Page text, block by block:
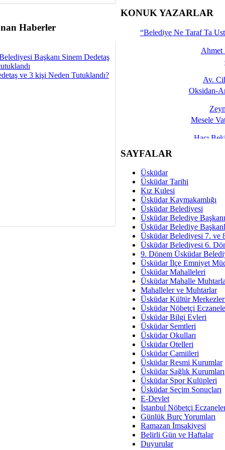
Haberler
Başkanı Sinem Dedetaş
ve 3 kişi Neden Tutuklandı?
İşte
KONUK YAZARLAR
“Belediye Ne Taraf Ta
Ahmet
Av.
Oksidan-
Mesele
Hacı
Dünya Fani, Ama
Hukukun
Av.
İmar Sorunlarının Genel
Arakan
Bayramın
Ruhsal
Üsküdar
SAYFALAR
Üsküdar
Üsküdar Tarihi
Kız Kulesi
Üsküdar Kaymakamlığı
Üsküdar Belediyesi
Üsküdar Belediye Başkanı
Üsküdar Belediye
Üsküdar Belediyesi 7. ve
Üsküdar Belediyesi 6.
9. Dönem Üsküdar
Üsküdar İlçe Emniyet
Üsküdar Mahalleleri
Üsküdar Mahalle
Mahalleler ve Muhtarlar
Üsküdar Kültür
Üsküdar Nöbetçi
Üsküdar Bilgi Evleri
Üsküdar Semtleri
Üsküdar Okulları
Üsküdar Otelleri
Üsküdar Camiileri
Üsküdar Resmi Kurumlar
Üsküdar Sağlık Kurumları
Üsküdar Spor Kulüpleri
Üsküdar Seçim Sonuçları
E-Devlet
İstanbul Nöbetçi
Günlük Burç Yorumları
Ramazan İmsakiyesi
Belirli Gün ve Haftalar
Duyurular